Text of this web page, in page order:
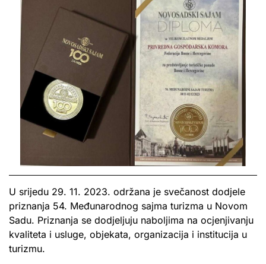
U srijedu 29. 11. 2023. održana je svečanost dodjele
priznanja 54. Međunarodnog sajma turizma u Novom
Sadu. Priznanja se dodjeljuju naboljima na ocjenjivanju
kvaliteta i usluge, objekata, organizacija i institucija u
turizmu.